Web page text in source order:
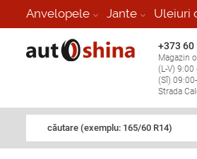
Anvelopele Jante Uleiuri
+373 60
Magazin
(L-V) 9:00
(Sî)
Strada
căutare (exemplu: 165/60 R14)